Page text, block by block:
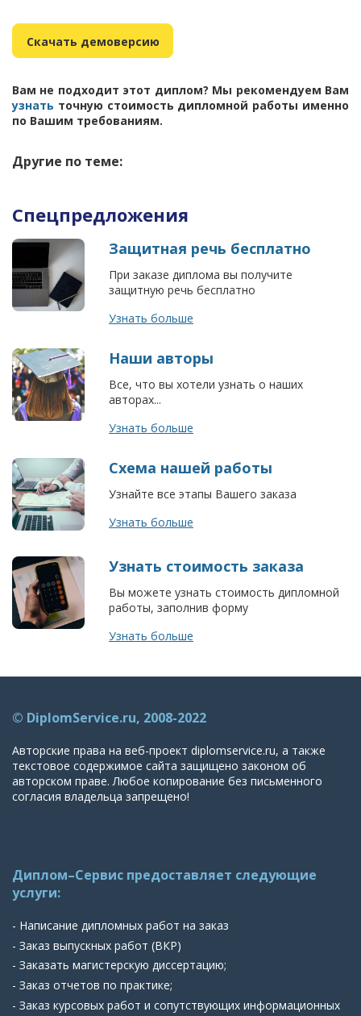
Скачать демоверсию
Вам не подходит этот диплом? Мы рекомендуем Вам
узнать точную стоимость дипломной работы именно
по Вашим требованиям.
Другие по теме:
Спецпредложения
Защитная речь бесплатно
При заказе диплома вы получите
защитную речь бесплатно
Узнать больше
Наши авторы
Все, что вы хотели узнать о наших
авторах...
Узнать больше
Схема нашей работы
Узнайте все этапы Вашего заказа
Узнать больше
Узнать стоимость заказа
Вы можете узнать стоимость дипломной
работы, заполнив форму
Узнать больше
© DiplomService.ru, 2008-2022
Авторские права на веб-проект diplomservice.ru, а также
текстовое содержимое сайта защищено законом об
авторском праве. Любое копирование без письменного
согласия владельца запрещено!
Диплом–Сервис предоставляет следующие
услуги:
- Написание дипломных работ на заказ
- Заказ выпускных работ (ВКР)
- Заказать магистерскую диссертацию;
- Заказ отчетов по практике;
- Заказ курсовых работ и сопутствующих информационных